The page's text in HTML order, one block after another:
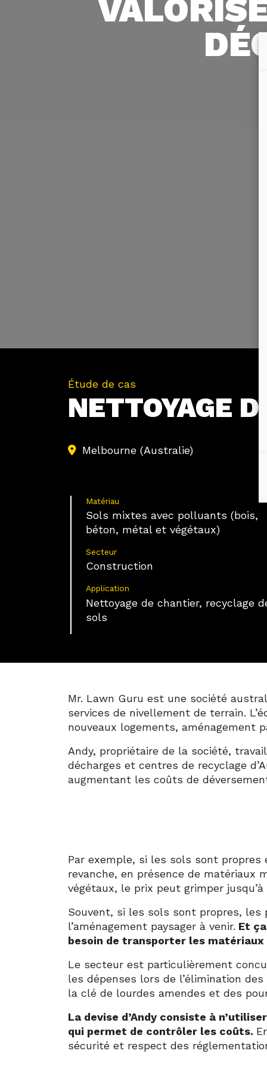
Étude de cas
NETTOYAGE
Melbourne (Australie)
Matériau
Sols mixtes avec polluants (bois,
béton, métal et végétaux)
Secteur
Construction
Application
Nettoyage de chantier, recyclage
sols
Mr. Lawn Guru est une société
services de nivellement de terrain.
nouveaux logements, aménagement
Andy, propriétaire de la société,
décharges et centres de recyclage
augmentant les coûts de
Par exemple, si les sols sont propres
revanche, en présence de matériaux
végétaux, le prix peut grimper
Souvent, si les sols sont propres, les
l’aménagement paysager à venir. Et
besoin de transporter les
Le secteur est particulièrement
les dépenses lors de l’élimination
la clé de lourdes amendes et des
La devise d’Andy consiste à
qui permet de contrôler les coûts.
sécurité et respect des